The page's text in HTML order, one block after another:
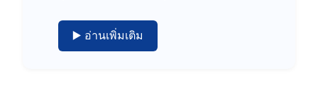
▶️ อ่านเพิ่มเติม